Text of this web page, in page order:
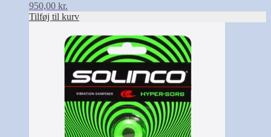
950,00 kr.
Tilføj til kurv